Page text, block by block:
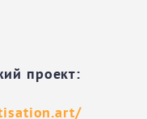
проект: